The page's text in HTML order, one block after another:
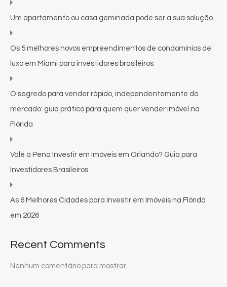
Um apartamento ou casa geminada pode ser a sua solução
Os 5 melhores novos empreendimentos de condomínios de
luxo em Miami para investidores brasileiros
O segredo para vender rápido, independentemente do
mercado: guia prático para quem quer vender imóvel na
Flórida
Vale a Pena Investir em Imóveis em Orlando? Guia para
Investidores Brasileiros
As 6 Melhores Cidades para Investir em Imóveis na Flórida
em 2026
Recent Comments
Nenhum comentário para mostrar.